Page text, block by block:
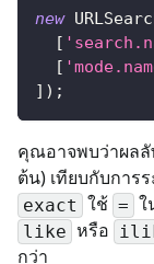
new
[
[
] ) ;
คุณอาจพบว่าผล
ต้น) เทียบกับการ
exact ใช้ = ใ
like หรือ
กว่า